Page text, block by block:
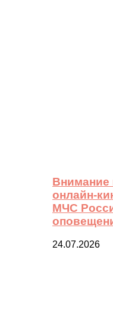
Внимание
онлайн-
МЧС
24.07.2026